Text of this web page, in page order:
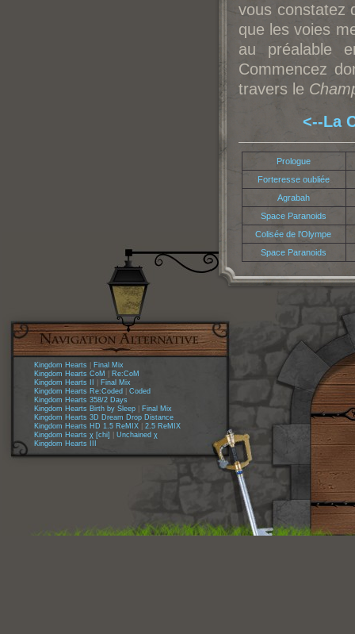
vous constatez
que les voies
au préalable
Commencez
travers le
<--La
Prologue
Forteresse oubliée
Agrabah
Space Paranoids
Colisée de l'Olympe
Space Paranoids
Kingdom Hearts
Final Mix
Kingdom Hearts CoM
Re:CoM
Kingdom Hearts II
Final Mix
Kingdom Hearts Re:Coded
Coded
Kingdom Hearts 358/2 Days
Kingdom Hearts Birth by Sleep
Final Mix
Kingdom Hearts 3D Dream Drop Distance
Kingdom Hearts HD 1.5 ReMIX
2.5 ReMIX
Kingdom Hearts χ [chi]
Unchained χ
Kingdom Hearts III